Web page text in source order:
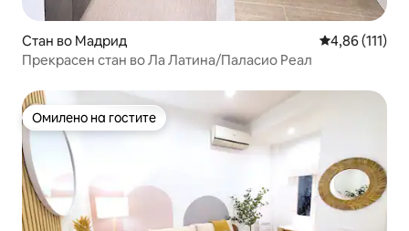
Стан во Мадрид Просечна
4,86 (111)
Прекрасен стан во Ла Латина/Паласио Реал
Омилено на гостите
Омилено на гостите